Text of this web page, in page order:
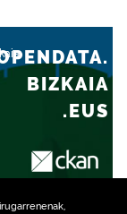
BIZKAIA
.EUS